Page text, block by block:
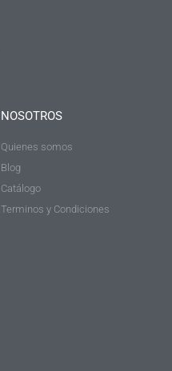
NOSOTROS
Quienes somos
Blog
Catálogo
Terminos y Condiciones